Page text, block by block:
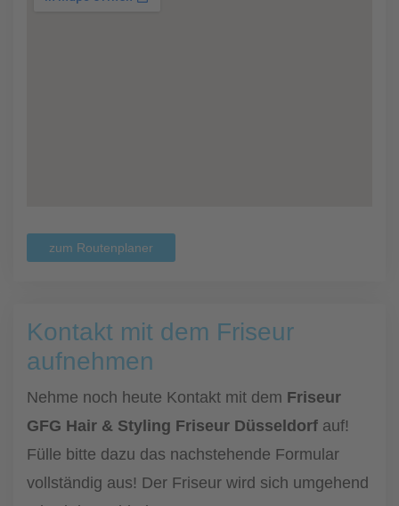
zum Routenplaner
Kontakt mit dem Friseur
aufnehmen
Nehme noch heute Kontakt mit dem Friseur
GFG Hair & Styling Friseur Düsseldorf auf!
Fülle bitte dazu das nachstehende Formular
vollständig aus! Der Friseur wird sich umgehend